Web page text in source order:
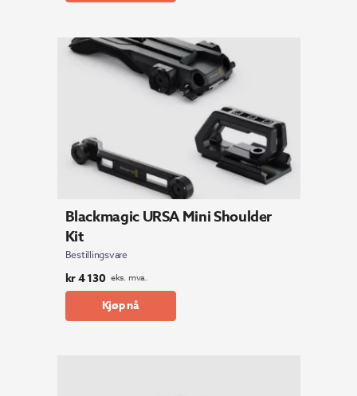
Blackmagic URSA Mini Shoulder
Kit
Bestillingsvare
kr4 130 eks. mva.
Kjøp nå